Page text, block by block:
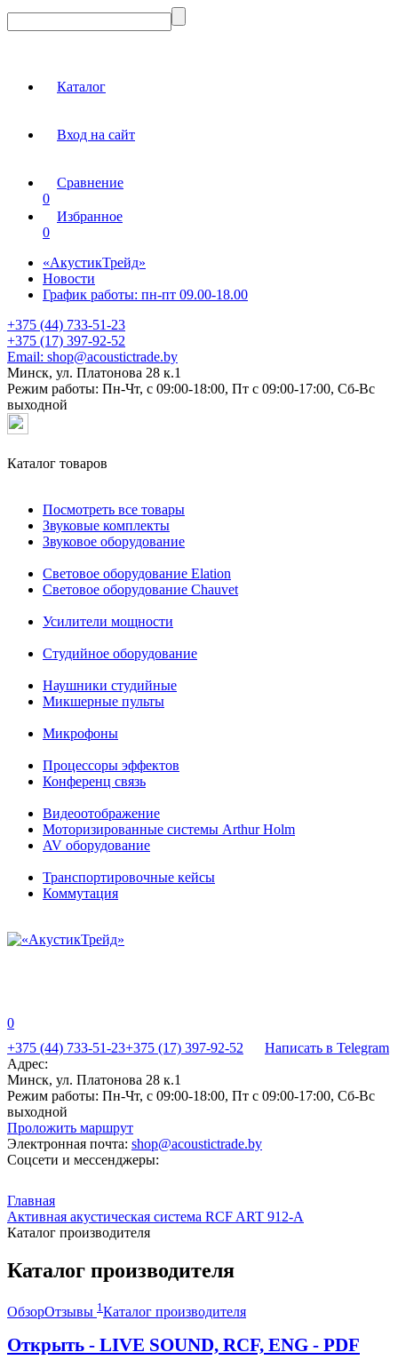
Каталог
Вход на сайт
Сравнение
0
Избранное
0
«АкустикТрейд»
Новости
График работы: пн-пт 09.00-18.00
+375 (44) 733-51-23
+375 (17) 397-92-52
Email: shop@acoustictrade.by
Минск, ул. Платонова 28 к.1
Режим работы: Пн-Чт, с 09:00-18:00, Пт с 09:00-17:00, Сб-Вс
выходной
Каталог товаров
Посмотреть все товары
Звуковые комплекты
Звуковое оборудование
Световое оборудование Elation
Cветовое оборудование Chauvet
Усилители мощности
Студийное оборудование
Наушники студийные
Микшерные пульты
Микрофоны
Процессоры эффектов
Конференц связь
Видеоотображение
Моторизированные системы Arthur Holm
AV оборудование
Транспортировочные кейсы
Коммутация
0
+375 (44) 733-51-23+375 (17) 397-92-52
Написать в Telegram
Адрес:
Минск, ул. Платонова 28 к.1
Режим работы: Пн-Чт, с 09:00-18:00, Пт с 09:00-17:00, Сб-Вс
выходной
Проложить маршрут
Электронная почта: shop@acoustictrade.by
Соцсети и мессенджеры:
Главная
Активная акустическая система RCF ART 912-A
Каталог производителя
Каталог производителя
ОбзорОтзывы 1 Каталог производителя
Открыть - LIVE SOUND, RCF, ENG - PDF